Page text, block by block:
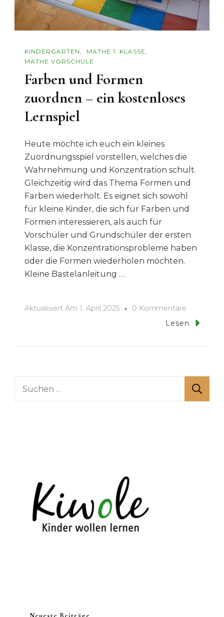
KINDERGARTEN
MATHE 1. KLASSE
MATHE VORSCHULE
Farben und Formen
zuordnen – ein kostenloses
Lernspiel
Heute möchte ich euch ein kleines
Zuordnungsspiel vorstellen, welches die
Wahrnehmung und Konzentration schult.
Gleichzeitig wird das Thema Formen und
Farben wiederholt. Es eignet sich sowohl
für kleine Kinder, die sich für Farben und
Formen interessieren, als auch für
Vorschüler und Grundschüler der ersten
Klasse, die Konzentrationsprobleme haben
oder die Formen wiederholen möchten.
Kleine Bastelanleitung …
Aktualisiert Am 1. April 2025 0 Kommentare
Farben
Ein
Lesen
Suchen